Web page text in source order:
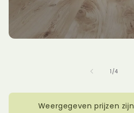
openen
1 /van
4
Weergegeven prijzen zijn